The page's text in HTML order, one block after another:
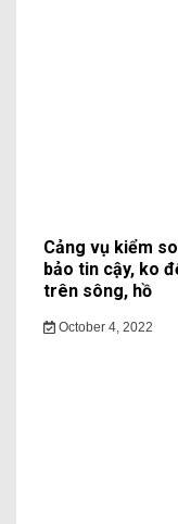
Cảng vụ kiểm
bảo tin cậy, ko
trên sông, hồ
October 4, 2022